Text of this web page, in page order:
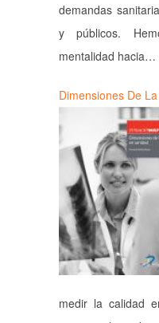
demandas
y públicos.
mentalidad hacia…
Dimensiones De
medir la calidad